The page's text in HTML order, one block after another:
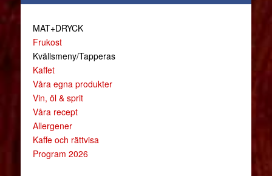
MAT+DRYCK
Frukost
Kvällsmeny/Tapperas
Kaffet
Våra egna produkter
Vin, öl & sprit
Våra recept
Allergener
Kaffe och rättvisa
Program 2026